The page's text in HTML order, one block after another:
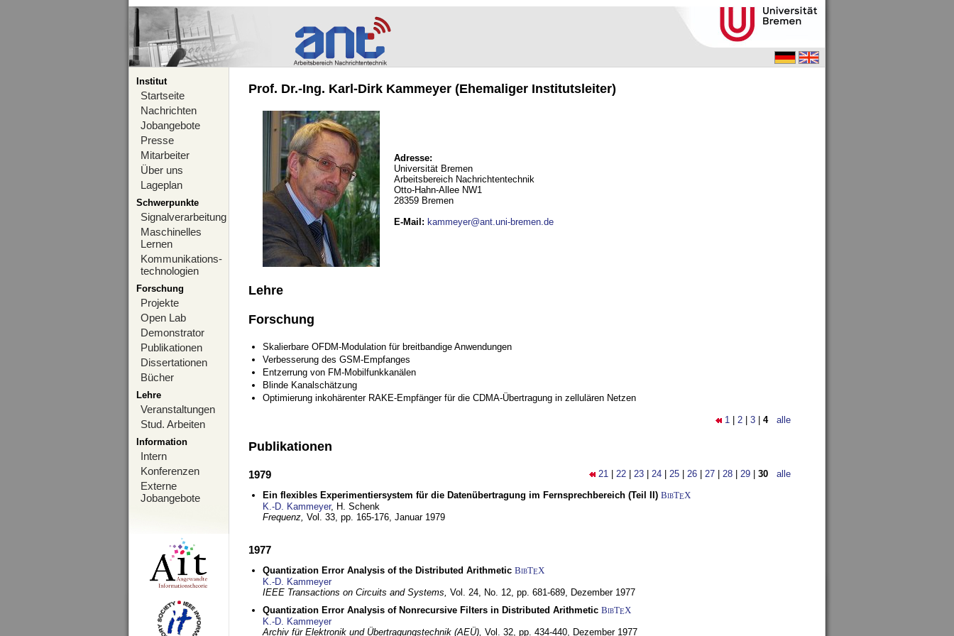
Institut
Startseite
Nachrichten
Jobangebote
Presse
Mitarbeiter
Über uns
Lageplan
Schwerpunkte
Signalverarbeitung
Maschinelles
Lernen
Kommunikations-
technologien
Forschung
Projekte
Open Lab
Demonstrator
Publikationen
Dissertationen
Bücher
Lehre
Veranstaltungen
Stud. Arbeiten
Information
Intern
Konferenzen
Externe
Jobangebote
Prof. Dr.-Ing. Karl-Dirk Kammeyer (Ehemaliger Institutsleiter)
Adresse:
Universität Bremen
Arbeitsbereich Nachrichtentechnik
Otto-Hahn-Allee NW1
28359 Bremen
E-Mail : kammeyer@ant.uni-bremen.de
Lehre
Forschung
Skalierbare OFDM-Modulation für breitbandige Anwendungen
Verbesserung des GSM-Empfanges
Entzerrung von FM-Mobilfunkkanälen
Blinde Kanalschätzung
Optimierung inkohärenter RAKE-Empfänger für die CDMA-Übertragung in zellulären Netzen
1 2 3 4 alle
Publikationen
21 22 23 24 25 26 27 28 29 30 alle
1979
Ein flexibles Experimentiersystem für die Datenübertragung im Fernsprechbereich (Teil II) BibTEX
K.-D. Kammeyer, H. Schenk
Frequenz, Vol. 33, pp. 165-176, Januar 1979
1977
Quantization Error Analysis of the Distributed Arithmetic BibTEX
K.-D. Kammeyer
IEEE Transactions on Circuits and Systems, Vol. 24, No. 12, pp. 681-689, Dezember 1977
Quantization Error Analysis of Nonrecursive Filters in Distributed Arithmetic BibTEX
K.-D. Kammeyer
Archiv für Elektronik und Übertragungstechnik (AEÜ), Vol. 32, pp. 434-440, Dezember 1977